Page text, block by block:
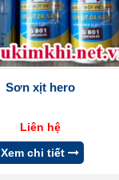
Sơn xịt hero
Liên hệ
Xem chi tiết